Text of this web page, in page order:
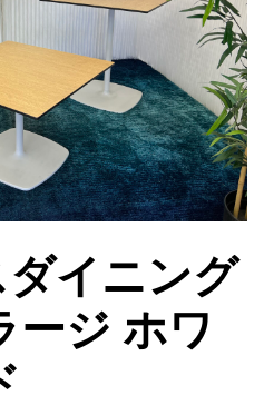
イニング
ージ ホワ